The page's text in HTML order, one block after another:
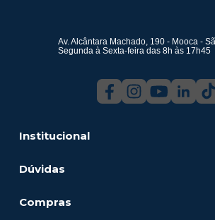
Institucional
Dúvidas
Compras
Av. Alcântara Machado, 190 - Mooca -
Segunda à Sexta-feira das 8h às 17h45